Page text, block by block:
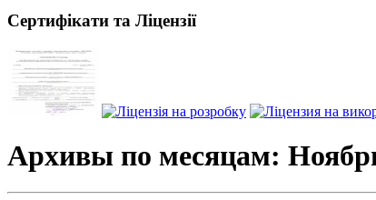
Сертифікати та Ліцензії
Архивы по месяцам: